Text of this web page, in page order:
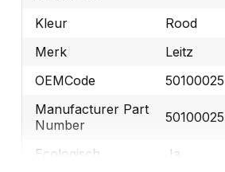
Kleur
Rood
Merk
Leitz
OEMCode
50100025
Manufacturer Part
Number
50100025
Ecologisch
Ja